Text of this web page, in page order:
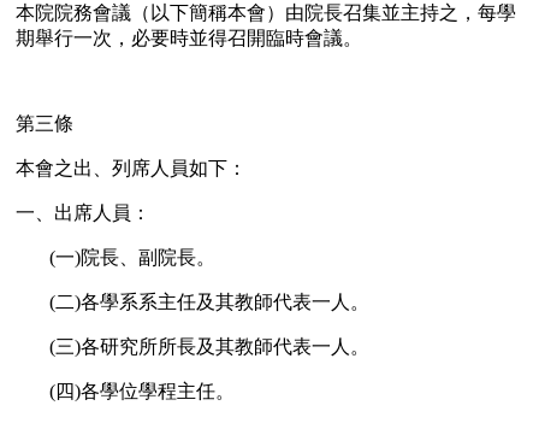
本院院務會議（以下簡稱本會）由院長召集並主持之，每學
期舉行一次，必要時並得召開臨時會議。
第三條
本會之出、列席人員如下：
一、出席人員：
(一)院長、副院長。
(二)各學系系主任及其教師代表一人。
(三)各研究所所長及其教師代表一人。
(四)各學位學程主任。